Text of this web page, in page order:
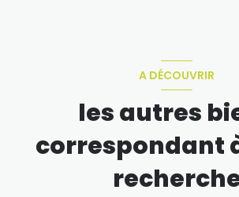
A DÉCOUVRIR
les autres
correspondant